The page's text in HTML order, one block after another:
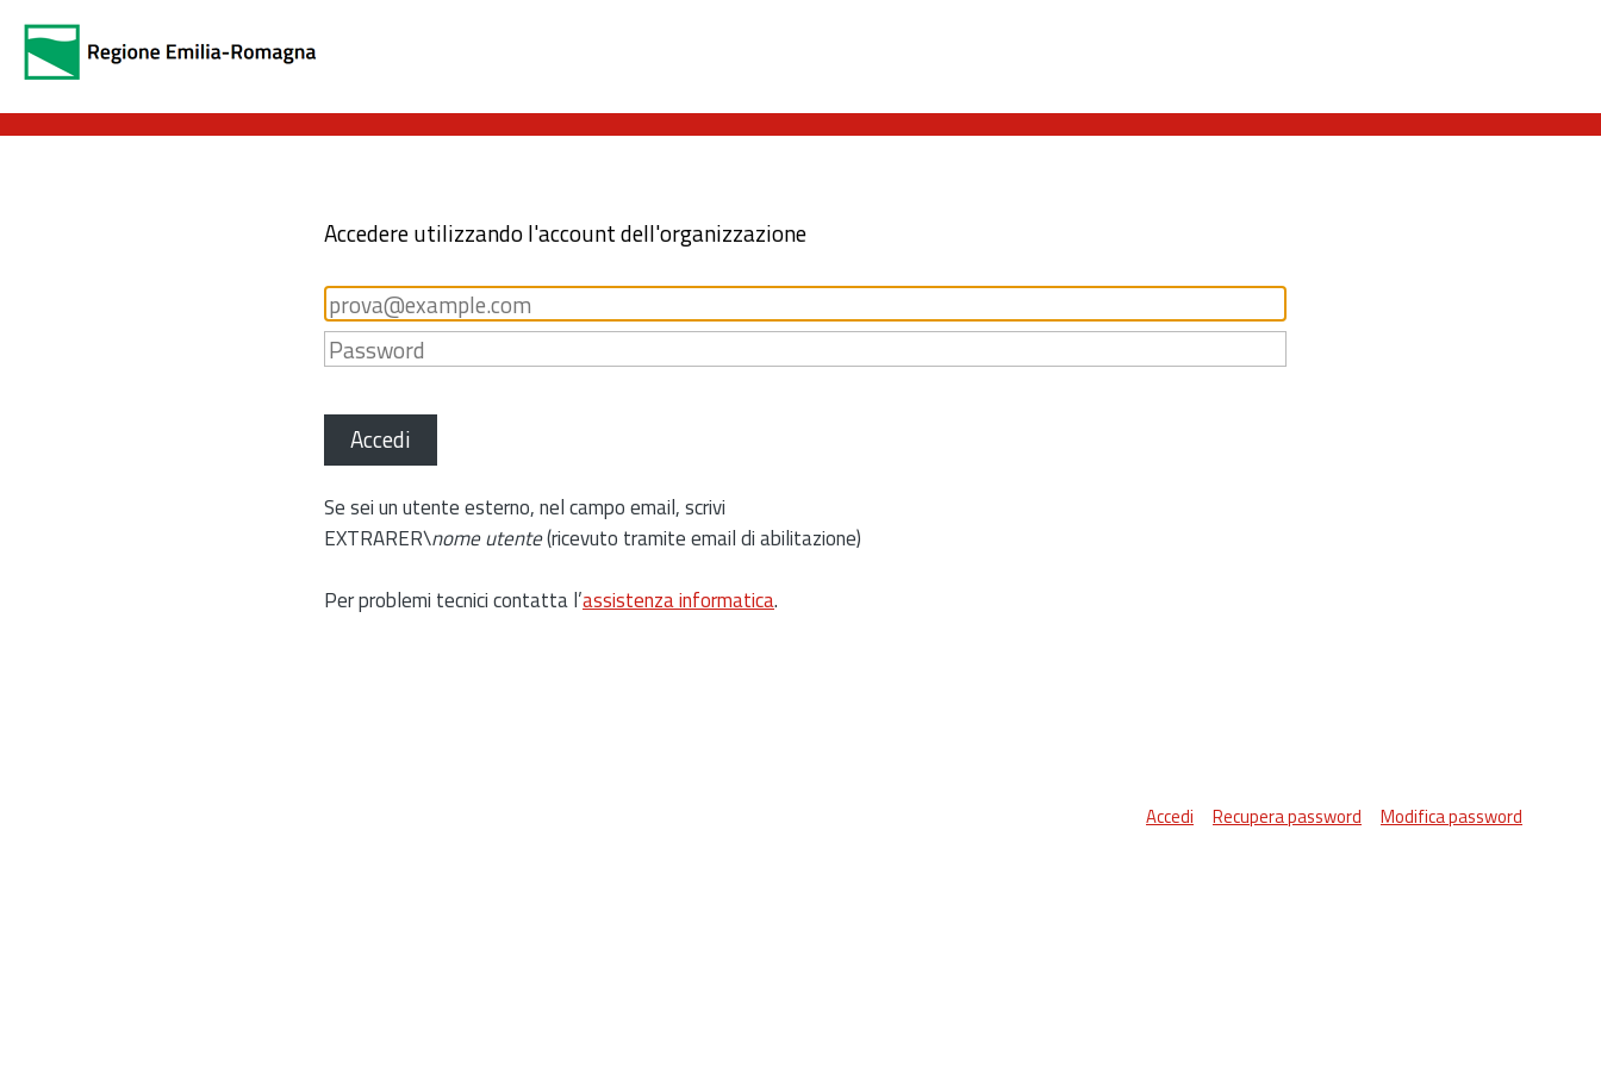
Accedere utilizzando l'account dell'organizzazione
Accedi
Se sei un utente esterno, nel campo email, scrivi
EXTRARER\nome utente(ricevuto tramite email di abilitazione)
Per problemi tecnici contatta l’assistenza informatica.
Accedi Recupera password Modifica password